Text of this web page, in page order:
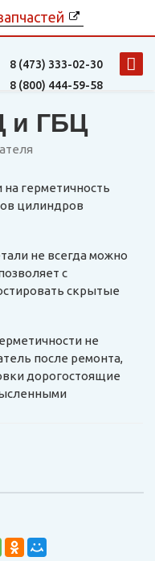
8 (473) 333-02-30
8 (800) 444-59-58
и ГБЦ
герметичность
цилиндров
не всегда можно
с
скрытые
не
после ремонта,
дорогостоящие